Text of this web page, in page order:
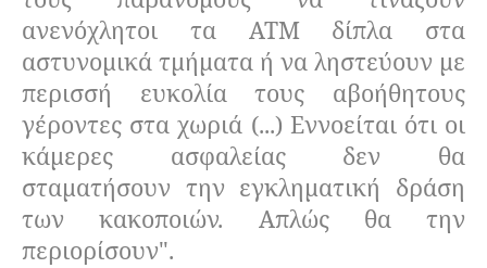
ανενόχλητοι τα ΑΤΜ δίπλα στα
αστυνομικά τμήματα ή να ληστεύουν με
περισσή ευκολία τους αβοήθητους
γέροντες στα χωριά (...) Εννοείται ότι οι
κάμερες ασφαλείας δεν θα
σταματήσουν την εγκληματική δράση
των κακοποιών. Απλώς θα την
περιορίσουν".